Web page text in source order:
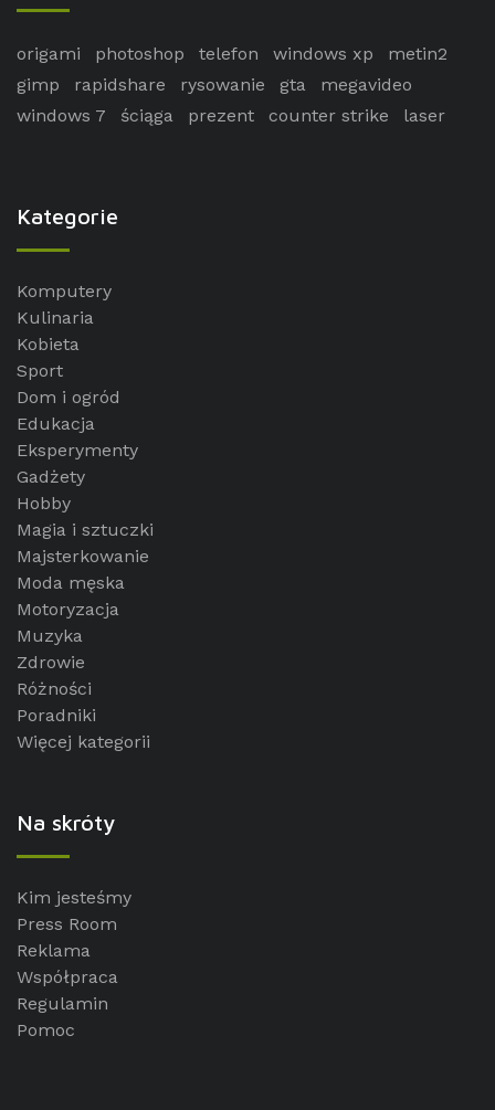
origami photoshop telefon windows xp
metin2
gimp
rapidshare rysowanie gta
megavideo
windows 7
ściąga prezent counter strike laser
Kategorie
Komputery
Kulinaria
Kobieta
Sport
Dom i ogród
Edukacja
Eksperymenty
Gadżety
Hobby
Magia i sztuczki
Majsterkowanie
Moda męska
Motoryzacja
Muzyka
Zdrowie
Różności
Poradniki
Więcej kategorii
Na skróty
Kim jesteśmy
Press Room
Reklama
Współpraca
Regulamin
Pomoc